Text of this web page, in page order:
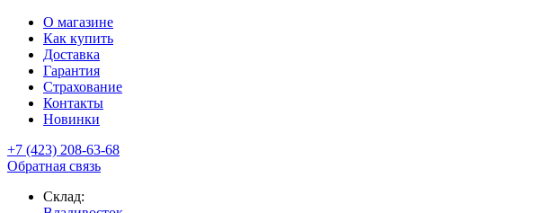
О магазине
Как купить
Доставка
Гарантия
Страхование
Контакты
Новинки
+7 (423) 208-63-68
Обратная связь
Склад: